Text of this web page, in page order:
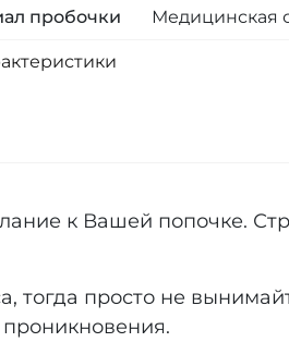
пробочки Медицинская
к Вашей попочке.
тогда просто не